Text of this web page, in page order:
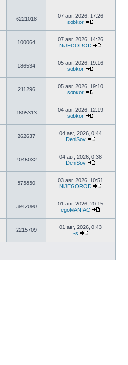
6221018
07 авг, 2026, 17:26
sobkor
100064
07 авг, 2026, 14:26
NiJEGOROD
186534
05 авг, 2026, 19:16
sobkor
211296
05 авг, 2026, 19:10
sobkor
1605313
04 авг, 2026, 12:19
sobkor
262637
04 авг, 2026, 0:44
DeniSov
4045032
04 авг, 2026, 0:38
DeniSov
873830
03 авг, 2026, 10:51
NiJEGOROD
3942090
01 авг, 2026, 20:15
egoMANIAC
2215709
01 авг, 2026, 0:43
l-s